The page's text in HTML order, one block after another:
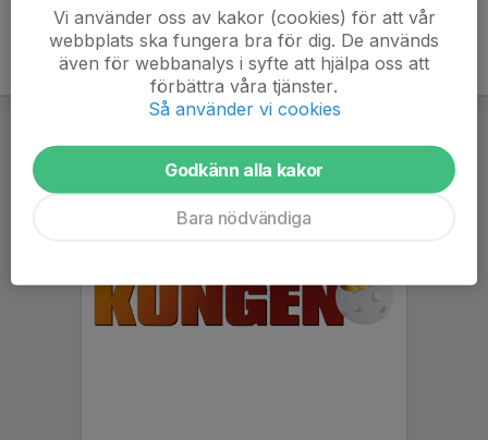
Vi använder oss av kakor (cookies) för att vår
webbplats ska fungera bra för dig. De används
även för webbanalys i syfte att hjälpa oss att
förbättra våra tjänster.
Så använder vi cookies
Godkänn alla kakor
Bara nödvändiga